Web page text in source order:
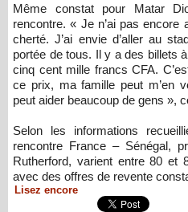
Même constat pour Matar
rencontre. « Je n’ai pas
cherté. J’ai envie d’aller au
portée de tous. Il y a des billets
cinq cent mille francs CFA.
ce prix, ma famille peut m’en
peut aider beaucoup de gens »,
Selon les informations
rencontre France – Sénégal,
Rutherford, varient entre 80 et
avec des offres de revente
Lisez encore